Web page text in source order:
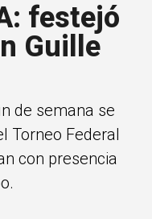
festejó
Guille
de semana se
Torneo Federal
con presencia